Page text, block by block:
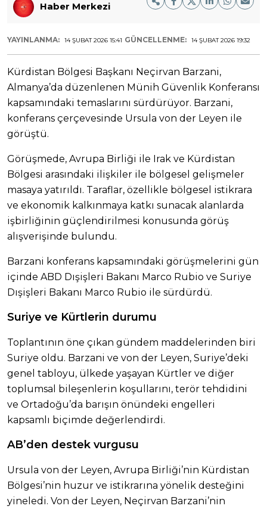
Haber Merkezi
YAYINLANMA: 14 ŞUBAT 2026 15:41 GÜNCELLENME: 14 ŞUBAT 2026 19:32
Kürdistan Bölgesi Başkanı Neçirvan Barzani,
Almanya’da düzenlenen Münih Güvenlik Konferansı
kapsamındaki temaslarını sürdürüyor. Barzani,
konferans çerçevesinde Ursula von der Leyen ile
görüştü.
Görüşmede, Avrupa Birliği ile Irak ve Kürdistan
Bölgesi arasındaki ilişkiler ile bölgesel gelişmeler
masaya yatırıldı. Taraflar, özellikle bölgesel istikrara
ve ekonomik kalkınmaya katkı sunacak alanlarda
işbirliğinin güçlendirilmesi konusunda görüş
alışverişinde bulundu.
Barzani konferans kapsamındaki görüşmelerini gün
içinde ABD Dışişleri Bakanı Marco Rubio ve Suriye
Dışişleri Bakanı Marco Rubio ile sürdürdü.
Suriye ve Kürtlerin durumu
Toplantının öne çıkan gündem maddelerinden biri
Suriye oldu. Barzani ve von der Leyen, Suriye’deki
genel tabloyu, ülkede yaşayan Kürtler ve diğer
toplumsal bileşenlerin koşullarını, terör tehdidini
ve Ortadoğu’da barışın önündeki engelleri
kapsamlı biçimde değerlendirdi.
AB’den destek vurgusu
Ursula von der Leyen, Avrupa Birliği’nin Kürdistan
Bölgesi’nin huzur ve istikrarına yönelik desteğini
yineledi. Von der Leyen, Neçirvan Barzani’nin